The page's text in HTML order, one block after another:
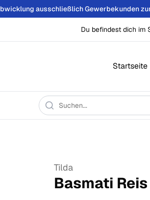
ausschließlich Gewerbekunden
Du befindest dich im
Startseite
Tilda
Basmati Reis